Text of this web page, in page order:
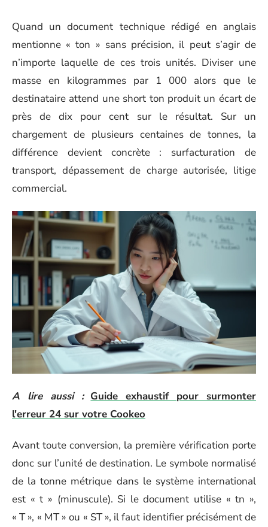
Quand un document technique rédigé en anglais
mentionne « ton » sans précision, il peut s’agir de
n’importe laquelle de ces trois unités. Diviser une
masse en kilogrammes par 1 000 alors que le
destinataire attend une short ton produit un écart de
près de dix pour cent sur le résultat. Sur un
chargement de plusieurs centaines de tonnes, la
différence devient concrète : surfacturation de
transport, dépassement de charge autorisée, litige
commercial.
A lire aussi : Guide exhaustif pour surmonter
l'erreur 24 sur votre Cookeo
Avant toute conversion, la première vérification porte
donc sur l’unité de destination. Le symbole normalisé
de la tonne métrique dans le système international
est « t » (minuscule). Si le document utilise « tn »,
« T », « MT » ou « ST », il faut identifier précisément de